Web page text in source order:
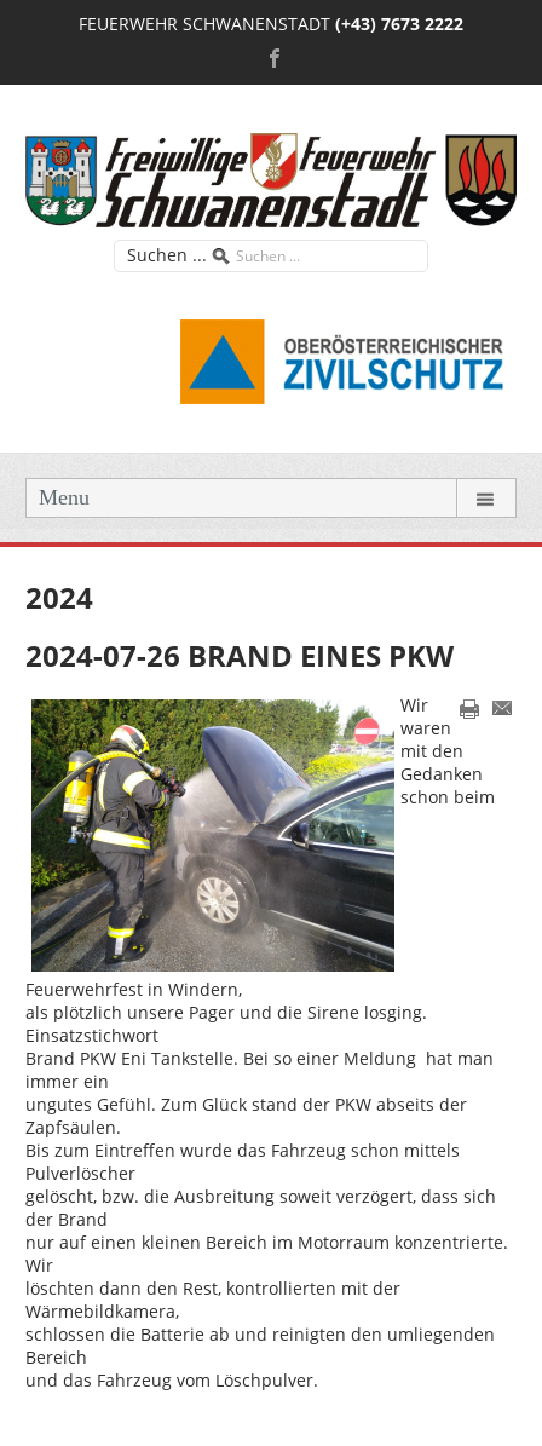
FEUERWEHR SCHWANENSTADT (+43) 7673 2222
Suchen ...
Menu
2024
2024-07-26 BRAND EINES PKW
Wir
waren
mit den
Gedanken
schon beim
Feuerwehrfest in Windern,
als plötzlich unsere Pager und die Sirene losging.
Einsatzstichwort
Brand PKW Eni Tankstelle. Bei so einer Meldung hat man
immer ein
ungutes Gefühl. Zum Glück stand der PKW abseits der
Zapfsäulen.
Bis zum Eintreffen wurde das Fahrzeug schon mittels
Pulverlöscher
gelöscht, bzw. die Ausbreitung soweit verzögert, dass sich
der Brand
nur auf einen kleinen Bereich im Motorraum konzentrierte.
Wir
löschten dann den Rest, kontrollierten mit der
Wärmebildkamera,
schlossen die Batterie ab und reinigten den umliegenden
Bereich
und das Fahrzeug vom Löschpulver.